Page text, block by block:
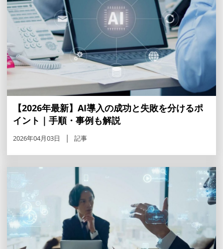
【2026年最新】AI導入の成功と失敗を分けるポ
イント｜手順・事例も解説
2026年04月03日 記事